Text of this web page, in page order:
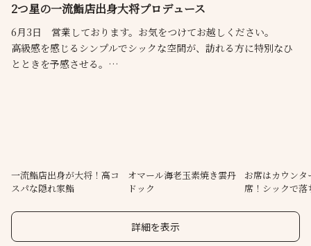
2つ星の一流鮨店出身大将プロデュース
6月3日 営業しております。お気をつけてお越しください。
高級感を感じるシンプルでシックな空間が、訪れる方に特別なひ
とときを予感させる。
一流鮨店出身が大将！高コ
スパな隠れ家鮨
オマール海老玉素焼き雲丹
ドック
お席はカウンタ
席！シックで落
詳細を表示